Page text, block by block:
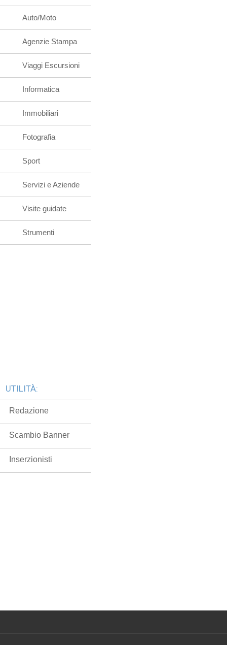
Auto/Moto
Agenzie Stampa
Viaggi Escursioni
Informatica
Immobiliari
Fotografia
Sport
Servizi e Aziende
Visite guidate
Strumenti
UTILITÀ:
Redazione
Scambio Banner
Inserzionisti